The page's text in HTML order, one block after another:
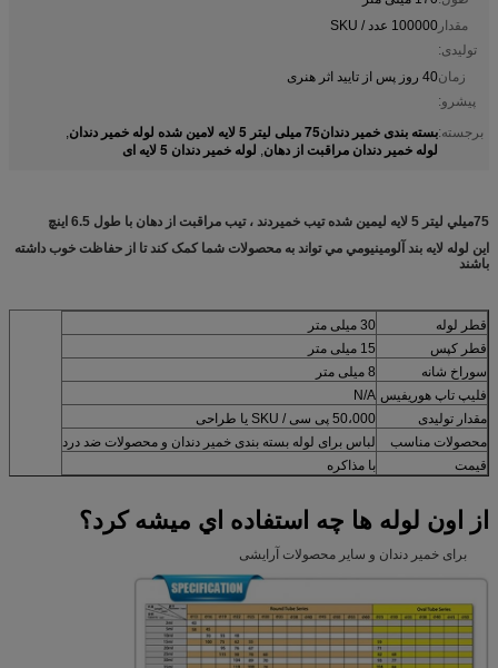
مقدار
تولیدی:
100000 عدد / SKU
زمان
پیشرو:
40 روز پس از تایید اثر هنری
برجسته:بسته بندی خمیر دندان75 میلی لیتر 5 لایه لامین شده لوله خمیر دندان ,
لوله خمیر دندان مراقبت از دهان, لوله خمیر دندان 5 لایه ای
75ميلي ليتر 5 لايه ليمين شده تيب خميردند ، تيب مراقبت از دهان با طول 6.5 اينچ
اين لوله لايه بند آلومينيومي مي تواند به محصولات شما کمک کند تا از حفاظت خوب داشته
باشند
قطر لوله
30 میلی متر
قطر کپس
15 میلی متر
سوراخ شانه
8 میلی متر
فلیپ تاپ هوریفیس N/A
مقدار تولیدی
50،000 پی سی / SKU یا طراحی
محصولات مناسب
لباس برای لوله بسته بندی خمیر دندان و محصولات ضد درد
قیمت
با مذاکره
از اون لوله ها چه استفاده اي ميشه کرد؟
برای خمیر دندان و سایر محصولات آرایشی